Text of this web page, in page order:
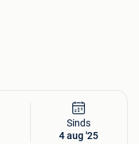
Sinds
4 aug '25